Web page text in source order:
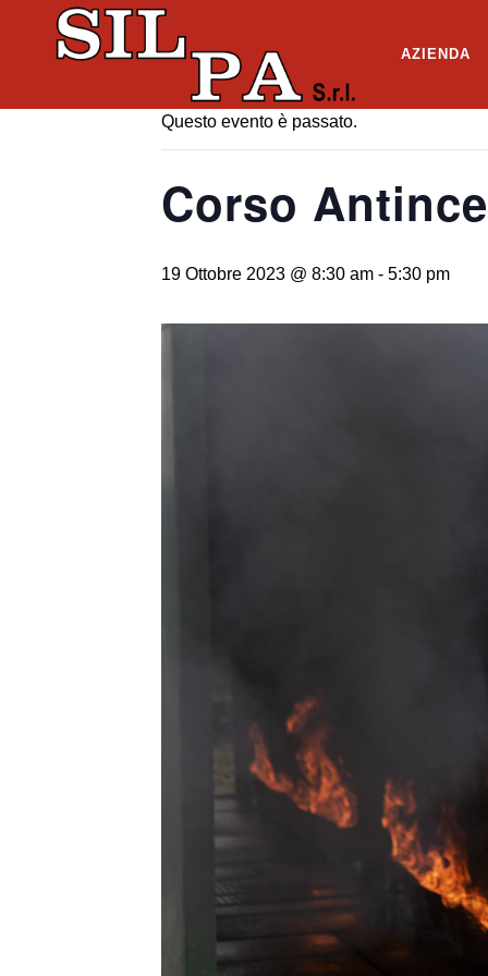
AZIENDA
« Tutti gli Eventi
Questo evento è passato.
Corso
19 Ottobre 2023 @ 8:30 am - 5:30 pm